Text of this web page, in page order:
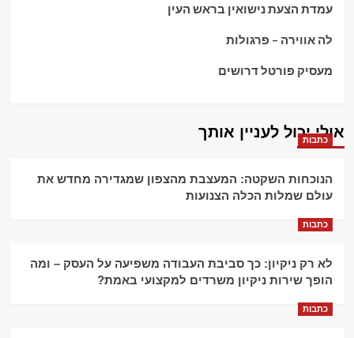
עמדת הצעת נישואין בראש העין
לה אווירה – פרגולות
מעסיק פורטל דרושים
אולי יכול לעניין אותך
כתבות
הנוכחות השקטה: המעצבת מהצפון שמגדירה מחדש את
עולם שמלות הכלה הצנועות
כתבות
לא רק ניקיון: כך סביבת העבודה משפיעה על העסק – ומה
הופך שירות ניקיון משרדים למקצועי באמת?
כתבות